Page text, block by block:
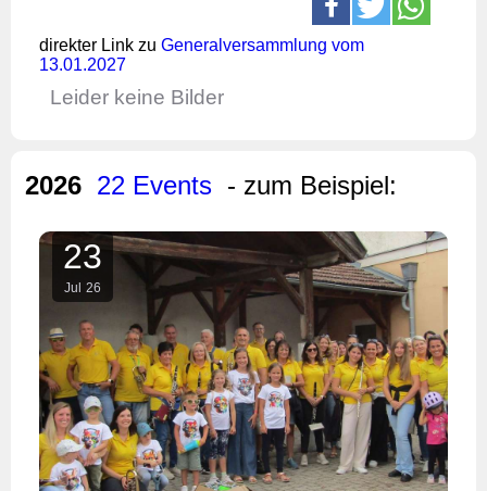
direkter Link zu Generalversammlung vom
13.01.2027
Leider keine Bilder
2026 22 Events - zum Beispiel:
23
Jul 26